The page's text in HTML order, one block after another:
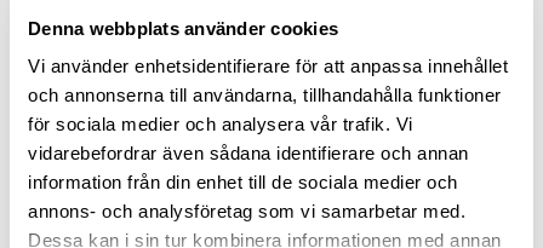
Denna webbplats använder cookies
Vi använder enhetsidentifierare för att anpassa innehållet
och annonserna till användarna, tillhandahålla funktioner
för sociala medier och analysera vår trafik. Vi
vidarebefordrar även sådana identifierare och annan
information från din enhet till de sociala medier och
annons- och analysföretag som vi samarbetar med.
Dessa kan i sin tur kombinera informationen med annan
septiktank 40 L , sjö-/däckstömning
- Värmare, Wallas
- Öppningsbara skrovfönster i förkabin
- Stort sittbrunns bord i teak (Nytt 2017) (700 x 800) och
vikbart + (Sittbrunns bord original)
- 5 st. fendrar med blåa strumpor
- Tampar